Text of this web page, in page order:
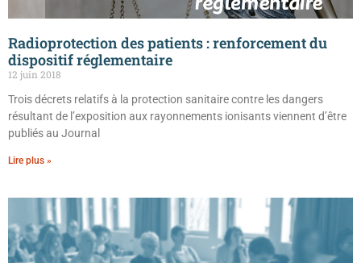
Radioprotection des patients : renforcement du
dispositif réglementaire
12 juin 2018
Trois décrets relatifs à la protection sanitaire contre les dangers
résultant de l’exposition aux rayonnements ionisants viennent d’être
publiés au Journal
Lire plus »